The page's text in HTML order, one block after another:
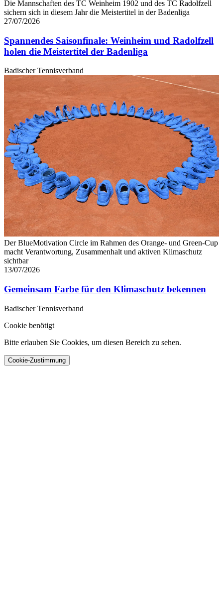
Die Mannschaften des TC Weinheim 1902 und des TC Radolfzell
sichern sich in diesem Jahr die Meistertitel in der Badenliga
27/07/2026
Spannendes Saisonfinale: Weinheim und Radolfzell
holen die Meistertitel der Badenliga
Badischer Tennisverband
Der BlueMotivation Circle im Rahmen des Orange- und Green-Cup
macht Verantwortung, Zusammenhalt und aktiven Klimaschutz
sichtbar
13/07/2026
Gemeinsam Farbe für den Klimaschutz bekennen
Badischer Tennisverband
Cookie benötigt
Bitte erlauben Sie Cookies, um diesen Bereich zu sehen.
Cookie-Zustimmung